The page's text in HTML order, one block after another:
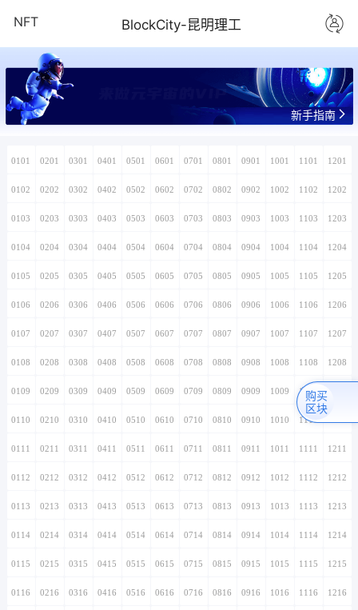
NFT BlockCity-昆明理工
来做元宇宙的VIP
新手指南
0101 0201 0301 0401 0501 0601 0701 0801 0901 1001 1101 1201
0102 0202 0302 0402 0502 0602 0702 0802 0902 1002 1102 1202
0103 0203 0303 0403 0503 0603 0703 0803 0903 1003 1103 1203
0104 0204 0304 0404 0504 0604 0704 0804 0904 1004 1104 1204
0105 0205 0305 0405 0505 0605 0705 0805 0905 1005 1105 1205
0106 0206 0306 0406 0506 0606 0706 0806 0906 1006 1106 1206
0107 0207 0307 0407 0507 0607 0707 0807 0907 1007 1107 1207
0108 0208 0308 0408 0508 0608 0708 0808 0908 1008 1108 1208
0109 0209 0309 0409 0509 0609 0709 0809 0909 1009 1109
0110 0210 0310 0410 0510 0610 0710 0810 0910 1010 1110
0111 0211 0311 0411 0511 0611 0711 0811 0911 1011 1111 1211
0112 0212 0312 0412 0512 0612 0712 0812 0912 1012 1112 1212
0113 0213 0313 0413 0513 0613 0713 0813 0913 1013 1113 1213
0114 0214 0314 0414 0514 0614 0714 0814 0914 1014 1114 1214
0115 0215 0315 0415 0515 0615 0715 0815 0915 1015 1115 1215
0116 0216 0316 0416 0516 0616 0716 0816 0916 1016 1116 1216
购买
区块